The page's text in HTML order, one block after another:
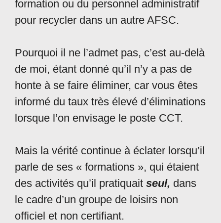
formation ou du personnel administratif
pour recycler dans un autre AFSC.
Pourquoi il ne l’admet pas, c’est au-delà
de moi, étant donné qu’il n’y a pas de
honte à se faire éliminer, car vous êtes
informé du taux très élevé d’éliminations
lorsque l’on envisage le poste CCT.
Mais la vérité continue à éclater lorsqu’il
parle de ses « formations », qui étaient
des activités qu’il pratiquait seul, dans
le cadre d’un groupe de loisirs non
officiel et non certifiant.